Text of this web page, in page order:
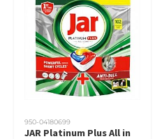
950-04180699
JAR Platinum Plus All in